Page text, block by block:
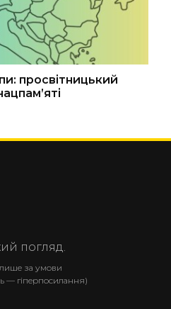
просвітницький
погляд.
лише за умови
— гіперпосилання)